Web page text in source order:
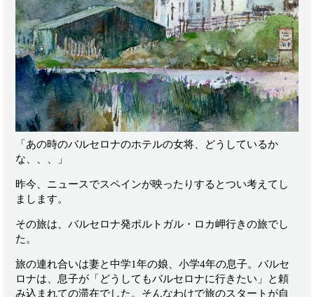
「あの時のバルセロナのホテルの女将、どうしているか
な、、、」
昨今、ニュースでスペインが映ったりするとつい考えてし
まします。
その旅は、バルセロナ発ポルトガル・ロカ岬行きの旅でし
た。
旅の連れ合いは妻と中学1年の娘、小学4年の息子。バルセ
ロナは、息子が「どうしてもバルセロナに行きたい」と頼
み込まれての滞在でした。そんなわけで旅のスタートが自